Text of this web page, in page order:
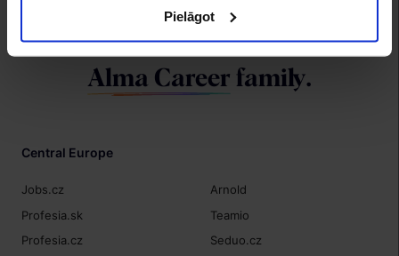
Pielāgot
We are a member of
Alma Career family.
Central Europe
Jobs.cz
Profesia.sk
Profesia.cz
Arnold
Teamio
Seduo.cz